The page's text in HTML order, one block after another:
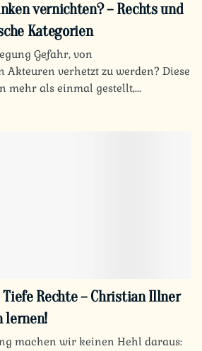
vernichten? – Rechts und
Kategorien
Gefahr, von
Akteuren verhetzt zu werden? Diese
mehr als einmal gestellt,...
Rechte – Christian Illner
lernen!
machen wir keinen Hehl daraus: